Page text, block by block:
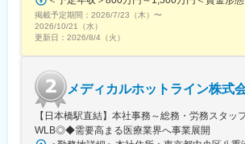
◎お昼休みの時間帯も自由なので、例えば
場合、お子様の通院やご都合に合わせて業
す。
※現在、関東関西のほか、九州、中部、東北
す。
・会議や打ち合わせで必要な時は大阪・東
います）が発生します。
※国内出張の頻度は1~3回/年です。(一部海
掲載予定期間： 2026/7/23（木） 〜
2026/10/21（水）
更新日： 2026/8/4（火）
メディカルホットライン株式
【日本橋駅直結】本社事務～総務・労務スタッ
WLB◎◆需要高まる医療業界へ事業展開